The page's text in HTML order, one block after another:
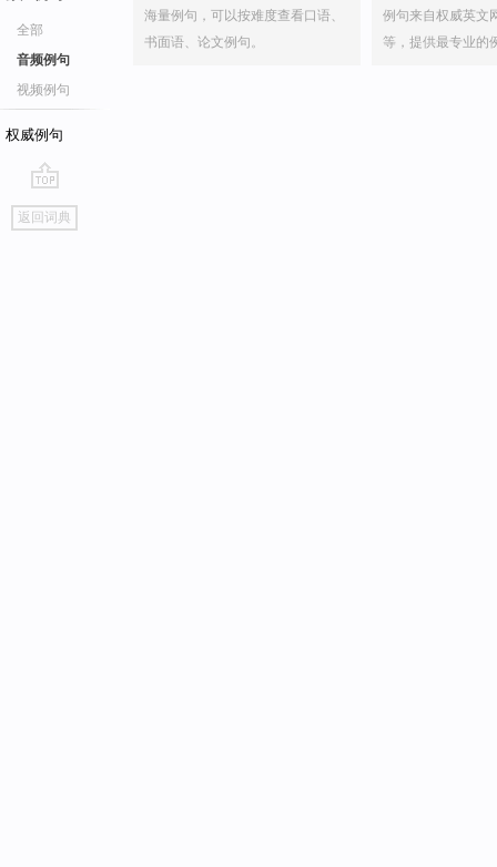
全部
音频例句
视频例句
权威例句
go
top
返回词典
海量例句，可以按难度查看口语、
书面语、论文例句。
例句来自权威英文
等，提供最专业的